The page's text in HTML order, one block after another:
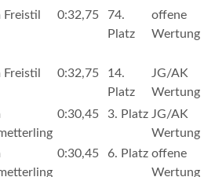
Freistil 0:32,75
74.
Platz
offene
Wertung
Freistil 0:32,75
14.
Platz
JG/AK
Wertung
0:30,45 3. Platz JG/AK
Wertung
0:30,45 6. Platz offene
Wertung